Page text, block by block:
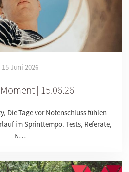
15 Juni 2026
| 15.06.26
Die Tage vor Notenschluss fühlen
im Sprinttempo. Tests, Referate,
N…